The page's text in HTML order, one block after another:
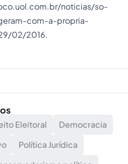
noticias/so-
com-a-propria-
02/2016.
Eleitoral
Democracia
Política Jurídica